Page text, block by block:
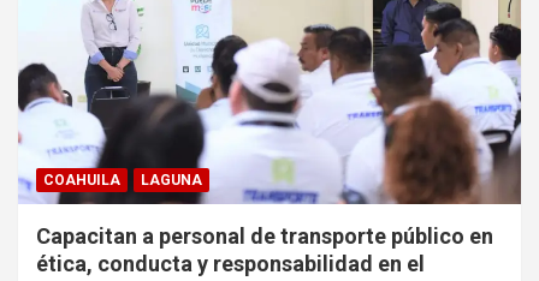
COAHUILA LAGUNA
Capacitan a personal de transporte público en
ética, conducta y responsabilidad en el